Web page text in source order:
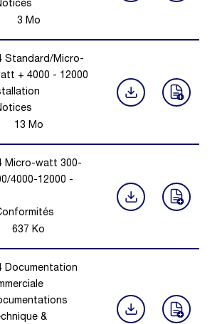
3 Mo
Standard/Micro-
+ 4000 - 12000
13 Mo
Micro-watt 300-
4000-12000 -
637 Ko
Documentation
&